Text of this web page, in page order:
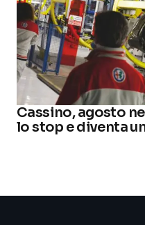
Cassino, agosto
lo stop e diventa